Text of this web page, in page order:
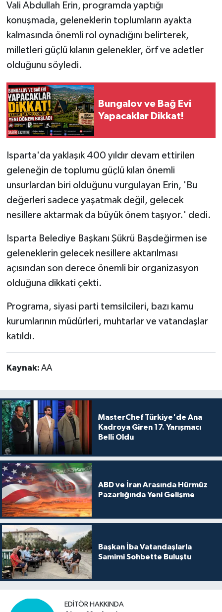
Vali Abdullah Erin, programda yaptığı
konuşmada, geleneklerin toplumların ayakta
kalmasında önemli rol oynadığını belirterek,
milletleri güçlü kılanın gelenekler, örf ve adetler
olduğunu söyledi.
Bungalov ve Bağ Evi
Yapacaklar Dikkat!
Isparta'da yaklaşık 400 yıldır devam ettirilen
geleneğin de toplumu güçlü kılan önemli
unsurlardan biri olduğunu vurgulayan Erin, 'Bu
değerleri sadece yaşatmak değil, gelecek
nesillere aktarmak da büyük önem taşıyor.' dedi.
Isparta Belediye Başkanı Şükrü Başdeğirmen ise
geleneklerin gelecek nesillere aktarılması
açısından son derece önemli bir organizasyon
olduğuna dikkati çekti.
Programa, siyasi parti temsilcileri, bazı kamu
kurumlarının müdürleri, muhtarlar ve vatandaşlar
katıldı.
Kaynak: AA
MasterChef Türkiye'de Ana
Kadroya Giren 17. Yarışmacı
Belli Oldu
ABD ve İran Arasında Hürmüz
Pazarlığında Yeni Gelişme
Başkan İba Vatandaşlarla
Samimi Sohbette Buluştu
EDITÖR HAKKINDA